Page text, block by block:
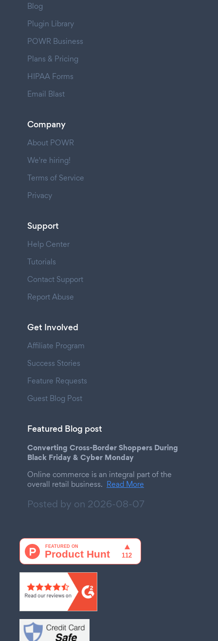
Blog
Plugin Library
POWR Business
Plans & Pricing
HIPAA Forms
Email Blast
Company
About POWR
We're hiring!
Terms of Service
Privacy
Support
Help Center
Tutorials
Contact Support
Report Abuse
Get Involved
Affiliate Program
Success Stories
Feature Requests
Guest Blog Post
Featured Blog post
Converting Cross-Border Shoppers During
Black Friday & Cyber Monday
Online commerce is an integral part of the
overall retail business. Read More
Posted by on 2026-08-07